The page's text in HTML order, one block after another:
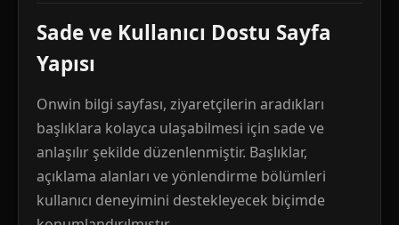
Sade ve Kullanıcı Dostu Sayfa
Yapısı
Onwin bilgi sayfası, ziyaretçilerin aradıkları
başlıklara kolayca ulaşabilmesi için sade ve
anlaşılır şekilde düzenlenmiştir. Başlıklar,
açıklama alanları ve yönlendirme bölümleri
kullanıcı deneyimini destekleyecek biçimde